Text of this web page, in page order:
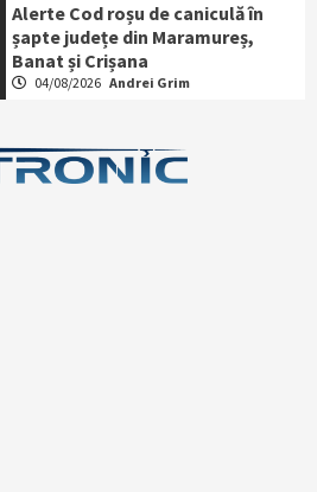
Alerte Cod roșu de caniculă în
șapte județe din Maramureș,
Banat și Crișana
04/08/2026 Andrei Grim